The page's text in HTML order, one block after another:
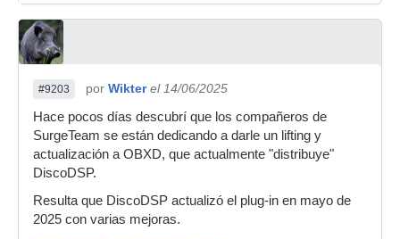
#9203 por Wikter el 14/06/2025
Hace pocos días descubrí que los compañeros de
SurgeTeam se están dedicando a darle un lifting y
actualización a OBXD, que actualmente "distribuye"
DiscoDSP.
Resulta que DiscoDSP actualizó el plug-in en mayo de
2025 con varias mejoras.